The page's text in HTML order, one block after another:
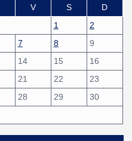
V S
D
1
2
7 8
9
14 15
16
21 22
23
28 29
30